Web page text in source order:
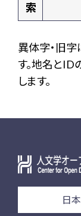
索
異体字・旧
す。地名と
します。
日